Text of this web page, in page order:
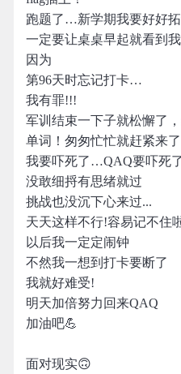
跑题了…新学期我要好好拓
一定要让桌桌早起就看到我
因为
第96天时忘记打卡…
我有罪!!!
军训结束一下子就松懈了
单词！匆匆忙忙就赶紧来
我要吓死了…QAQ要吓死
没敢细捋有思绪就过
挑战也没沉下心来过...
天天这样不行!容易记不住
以后我一定定闹钟
不然我一想到打卡要断了
我就好难受!
明天加倍努力回来QAQ
加油吧💪
面对现实🙃